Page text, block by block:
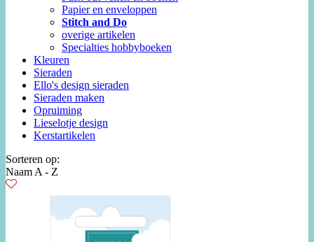
Papier en enveloppen
Stitch and Do
overige artikelen
Specialties hobbyboeken
Kleuren
Sieraden
Ello's design sieraden
Sieraden maken
Opruiming
Lieselotje design
Kerstartikelen
Sorteren op:
Naam A - Z